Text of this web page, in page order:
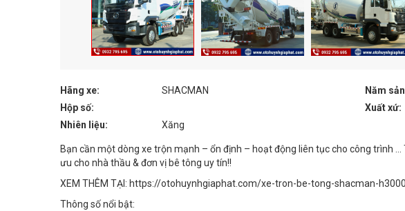
Hãng xe: SHACMAN Năm
Hộp số:
Xuất xứ:
Nhiên liệu:
Xăng
Bạn cần một dòng xe trộn mạnh – ổn định – hoạt động liên tục cho công trình
ưu cho nhà thầu & đơn vị bê tông uy tín!!
XEM THÊM TẠI: https://otohuynhgiaphat.com/xe-tron-be-tong-shacman-
Thông số nổi bật: